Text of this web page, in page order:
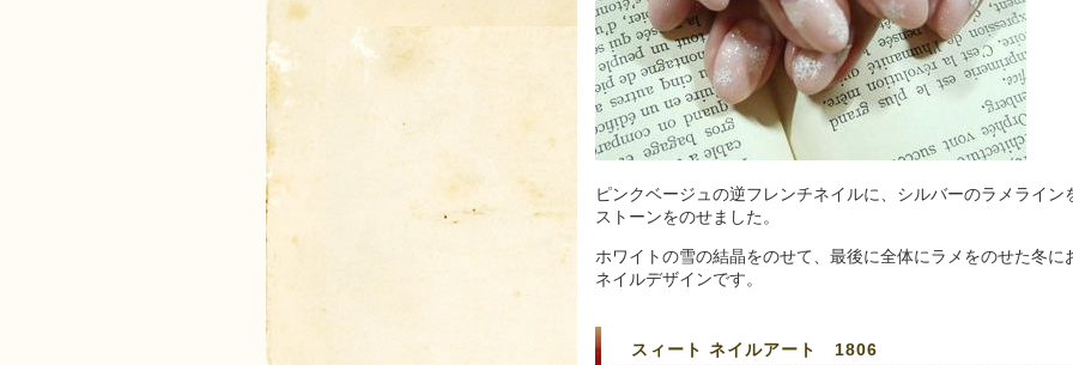
ピンクベージュの逆フレンチネイルに、シルバーのラメライン
ストーンをのせました。
ホワイトの雪の結晶をのせて、最後に全体にラメをのせた冬に
ネイルデザインです。
スィート ネイルアート 1806